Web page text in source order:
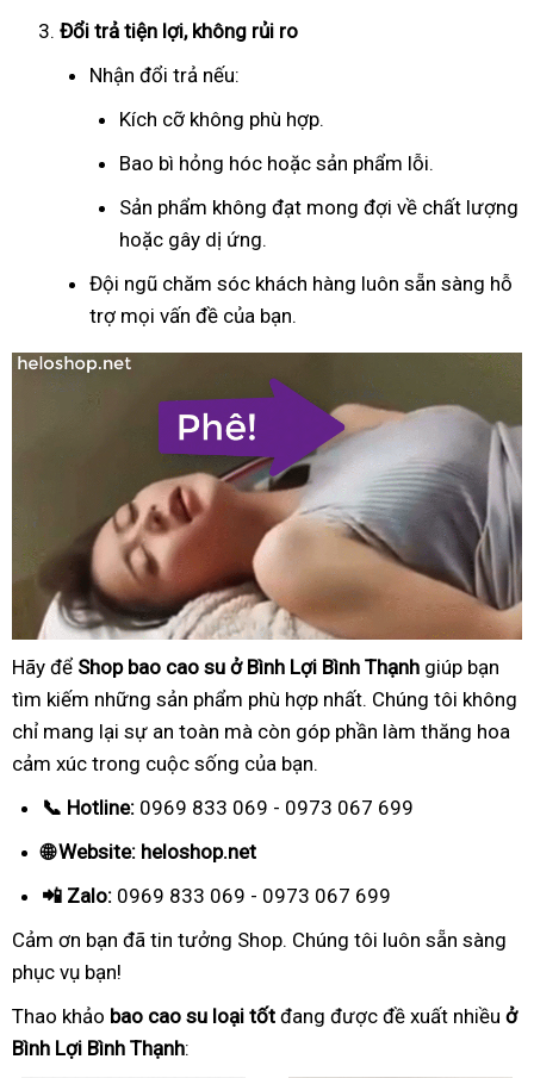
Đổi trả tiện lợi, không rủi ro
Nhận đổi trả nếu:
Kích cỡ không phù hợp.
Bao bì hỏng hóc hoặc sản phẩm lỗi.
Sản phẩm không đạt mong đợi về chất lượng
hoặc gây dị ứng.
Đội ngũ chăm sóc khách hàng luôn sẵn sàng hỗ
trợ mọi vấn đề của bạn.
Hãy để Shop bao cao su ở Bình Lợi Bình Thạnh giúp bạn
tìm kiếm những sản phẩm phù hợp nhất. Chúng tôi không
chỉ mang lại sự an toàn mà còn góp phần làm thăng hoa
cảm xúc trong cuộc sống của bạn.
📞 Hotline: 0969 833 069 - 0973 067 699
🌐 Website: heloshop.net
📲 Zalo: 0969 833 069 - 0973 067 699
Cảm ơn bạn đã tin tưởng Shop. Chúng tôi luôn sẵn sàng
phục vụ bạn!
Thao khảo bao cao su loại tốt đang được đề xuất nhiều ở
Bình Lợi Bình Thạnh: